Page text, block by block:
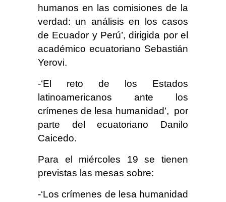
humanos en las comisiones de la
verdad: un análisis en los casos
de Ecuador y Perú’, dirigida por el
académico ecuatoriano Sebastián
Yerovi.
-‘El reto de los Estados
latinoamericanos ante los
crímenes de lesa humanidad’, por
parte del ecuatoriano Danilo
Caicedo.
Para el miércoles 19 se tienen
previstas las mesas sobre:
-‘Los crímenes de lesa humanidad